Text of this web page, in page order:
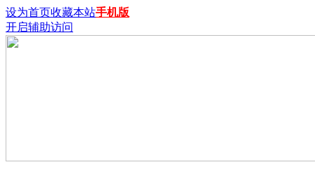
设为首页收藏本站手机版
开启辅助访问